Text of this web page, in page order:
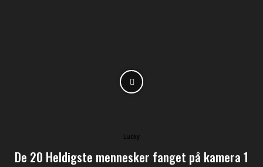
Lucky
De 20 Heldigste mennesker fanget på kamera 1